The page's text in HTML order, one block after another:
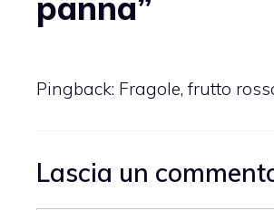
Pingback: Fragole, frutto
Lascia un